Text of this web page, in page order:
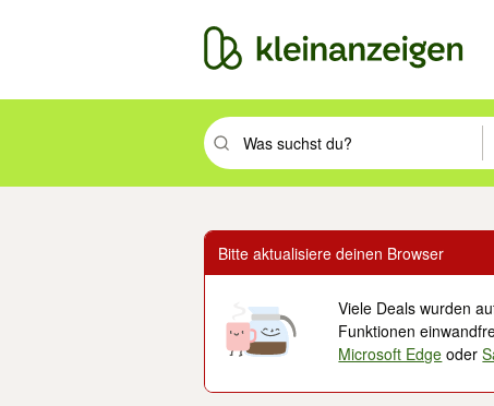
Suchbegriff eingeben. Eingabetaste
Bitte aktualisiere deinen Browser
Viele Deals wurden
Funktionen
Microsoft Edge oder